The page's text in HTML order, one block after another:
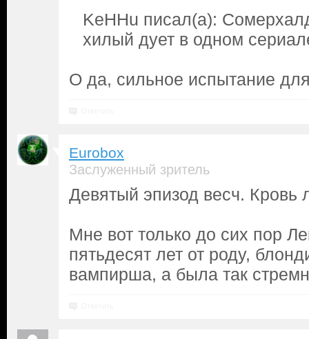
KeHHu писал(а):
хилый дует в одном
О да, сильное испытание
Eurobox
Заслуженный зритель
Девятый эпизод весч. Кровь
Мне вот только до сих пор
пятьдесят лет от роду,
вампирша, а была так